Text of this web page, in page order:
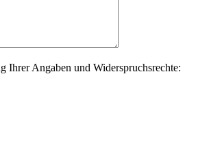
Ihrer Angaben und Widerspruchsrechte: